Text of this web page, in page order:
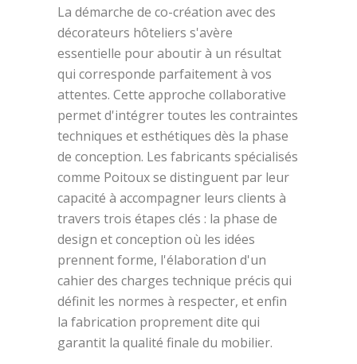
La démarche de co-création avec des
décorateurs hôteliers s'avère
essentielle pour aboutir à un résultat
qui corresponde parfaitement à vos
attentes. Cette approche collaborative
permet d'intégrer toutes les contraintes
techniques et esthétiques dès la phase
de conception. Les fabricants spécialisés
comme Poitoux se distinguent par leur
capacité à accompagner leurs clients à
travers trois étapes clés : la phase de
design et conception où les idées
prennent forme, l'élaboration d'un
cahier des charges technique précis qui
définit les normes à respecter, et enfin
la fabrication proprement dite qui
garantit la qualité finale du mobilier.